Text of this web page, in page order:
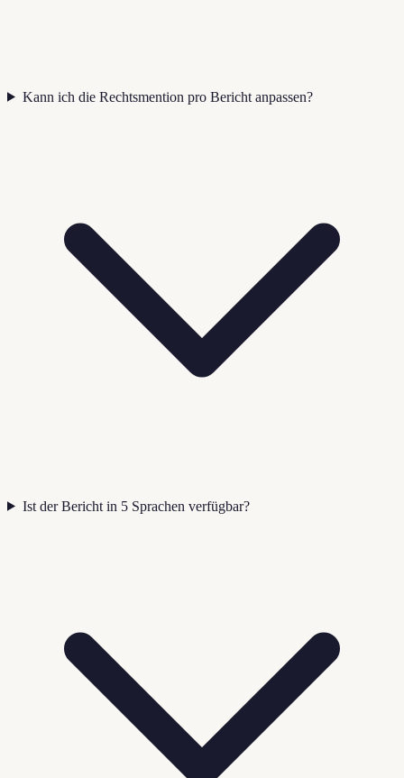
Kann ich die Rechtsmention pro Bericht anpassen?
Ist der Bericht in 5 Sprachen verfügbar?